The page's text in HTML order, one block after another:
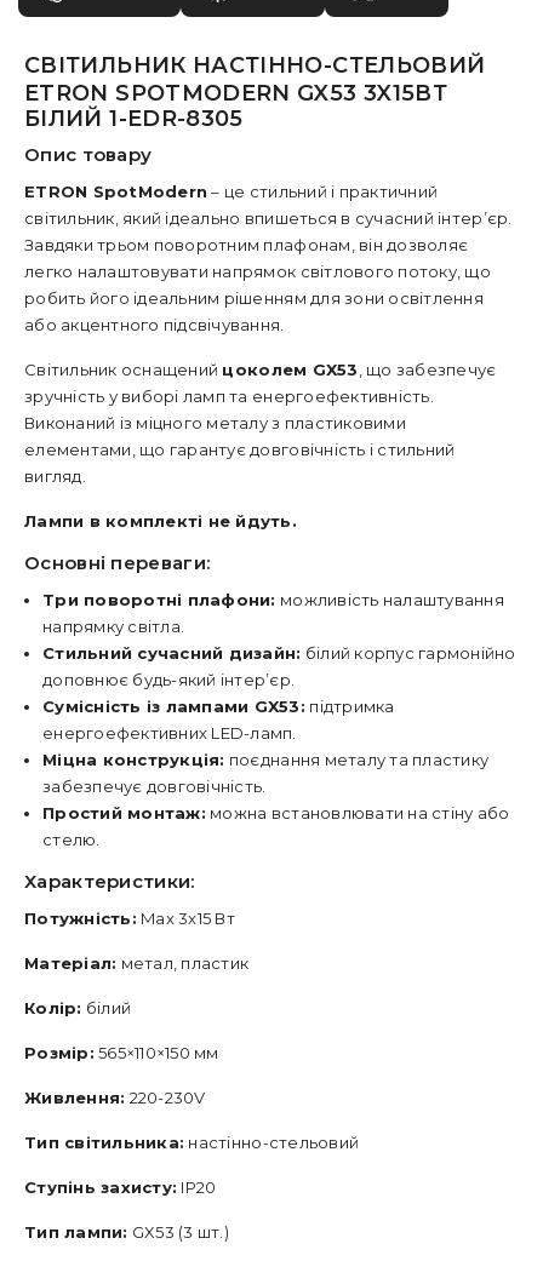
СВІТИЛЬНИК НАСТІННО-СТЕЛЬОВИЙ
ETRON SPOTMODERN GX53 3X15ВТ
БІЛИЙ 1-EDR-8305
Опис товару
ETRON SpotModern – це стильний і практичний
світильник, який ідеально впишеться в сучасний інтер’єр.
Завдяки трьом поворотним плафонам, він дозволяє
легко налаштовувати напрямок світлового потоку, що
робить його ідеальним рішенням для зони освітлення
або акцентного підсвічування.
Світильник оснащений цоколем GX53 , що забезпечує
зручність у виборі ламп та енергоефективність.
Виконаний із міцного металу з пластиковими
елементами, що гарантує довговічність і стильний
вигляд.
Лампи в комплекті не йдуть.
Основні переваги:
Три поворотні плафони: можливість налаштування
напрямку світла.
Стильний сучасний дизайн: білий корпус гармонійно
доповнює будь-який інтер’єр.
Сумісність із лампами GX53: підтримка
енергоефективних LED-ламп.
Міцна конструкція: поєднання металу та пластику
забезпечує довговічність.
Простий монтаж: можна встановлювати на стіну або
стелю.
Характеристики:
Потужність: Max 3x15 Вт
Матеріал: метал, пластик
Колір: білий
Розмір: 565×110×150 мм
Живлення: 220-230V
Тип світильника: настінно-стельовий
Ступінь захисту: IP20
Тип лампи: GX53 (3 шт.)